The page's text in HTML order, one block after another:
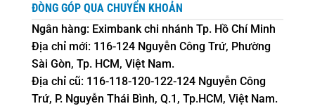
ĐÒNG GÓP QUA CHUYỂN KHOẢN
Ngân hàng: Eximbank chi nhánh Tp. Hồ Chí Minh
Địa chỉ mới: 116-124 Nguyễn Công Trứ, Phường
Sài Gòn, Tp. HCM, Việt Nam.
Địa chỉ cũ: 116-118-120-122-124 Nguyễn Công
Trứ, P. Nguyễn Thái Bình, Q.1, Tp.HCM, Việt Nam.